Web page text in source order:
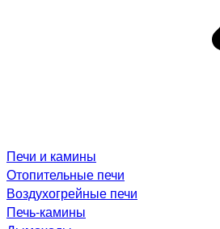
Печи и камины
Отопительные печи
Воздухогрейные печи
Печь-камины